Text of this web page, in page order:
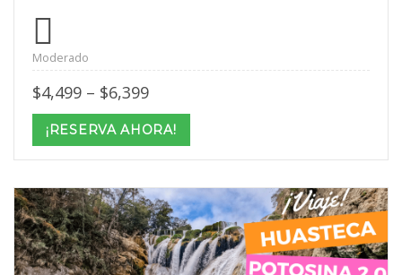
Moderado
$4,499 – $6,399Price
$4,499
through
$6,399
¡RESERVA AHORA!